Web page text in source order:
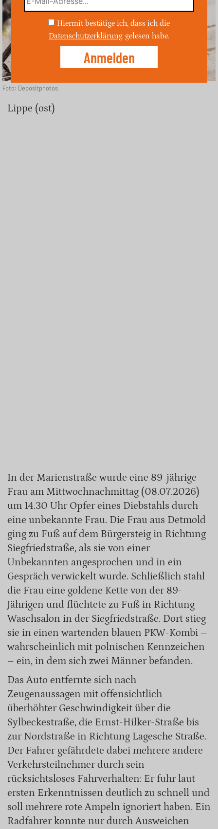
Foto: Depositphotos
Lippe (ost)
In der Marienstraße wurde eine 89-jährige
Frau am Mittwochnachmittag (08.07.2026)
um 14.30 Uhr Opfer eines Diebstahls durch
eine unbekannte Frau. Die Frau aus Detmold
ging zu Fuß auf dem Bürgersteig in Richtung
Siegfriedstraße, als sie von einer
Unbekannten angesprochen und in ein
Gespräch verwickelt wurde. Schließlich stahl
die Frau eine goldene Kette von der 89-
Jährigen und flüchtete zu Fuß in Richtung
Waschsalon in der Siegfriedstraße. Dort stieg
sie in einen wartenden blauen PKW-Kombi –
wahrscheinlich mit polnischen Kennzeichen
– ein, in dem sich zwei Männer befanden.
Das Auto entfernte sich nach
Zeugenaussagen mit offensichtlich
überhöhter Geschwindigkeit über die
Sylbeckestraße, die Ernst-Hilker-Straße bis
zur Nordstraße in Richtung Lagesche Straße.
Der Fahrer gefährdete dabei mehrere andere
Verkehrsteilnehmer durch sein
rücksichtsloses Fahrverhalten: Er fuhr laut
ersten Erkenntnissen deutlich zu schnell und
soll mehrere rote Ampeln ignoriert haben. Ein
Radfahrer konnte nur durch Ausweichen
Hiermit bestätige ich, dass ich die
Datenschutzerklärung gelesen habe.